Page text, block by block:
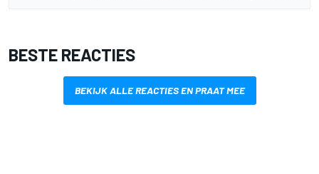
BESTE REACTIES
BEKIJK ALLE REACTIES EN PRAAT MEE